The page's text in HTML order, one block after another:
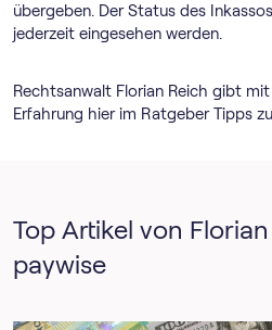
übergeben. Der Status des
jederzeit eingesehen werden.
Rechtsanwalt Florian Reich gibt
Erfahrung hier im Ratgeber Tipps
Top Artikel von
paywise